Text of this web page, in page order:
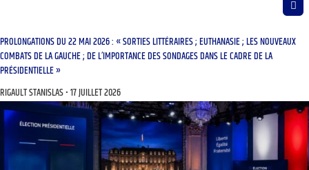
PROLONGATIONS DU 22 MAI 2026 : « SORTIES LITTÉRAIRES ; EUTHANASIE ; LES NOUVEAUX
COMBATS DE LA GAUCHE ; DE L’IMPORTANCE DES SONDAGES DANS LE CADRE DE LA
PRÉSIDENTIELLE »
RIGAULT STANISLAS 17 JUILLET 2026